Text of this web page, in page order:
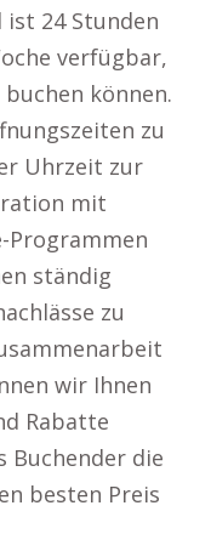
ist 24 Stunden
verfügbar,
können.
zu
Uhrzeit zur
mit
Programmen
ständig
zu
wir Ihnen
Rabatte
Buchender die
besten Preis